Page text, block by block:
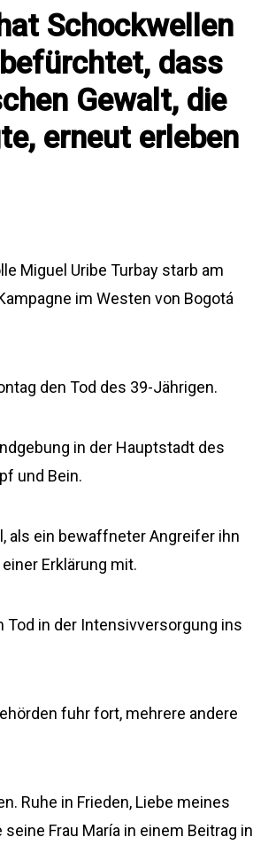
Schockwellen
dass
Gewalt, die
erneut erleben
Miguel Uribe Turbay starb am
im Westen von Bogotá
den Tod des 39-Jährigen.
in der Hauptstadt des
und Bein.
als ein bewaffneter Angreifer ihn
Erklärung mit.
in der Intensivversorgung ins
fuhr fort, mehrere andere
Ruhe in Frieden, Liebe meines
Frau María in einem Beitrag in